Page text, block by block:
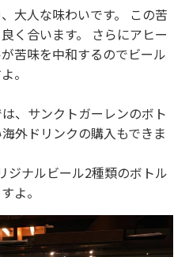
大人な味わいです。 この苦
く合います。 さらにアヒー
苦味を中和するのでビール
。
、サンクトガーレンのボト
外ドリンクの購入もできま
ジナルビール2種類のボトル
よ。